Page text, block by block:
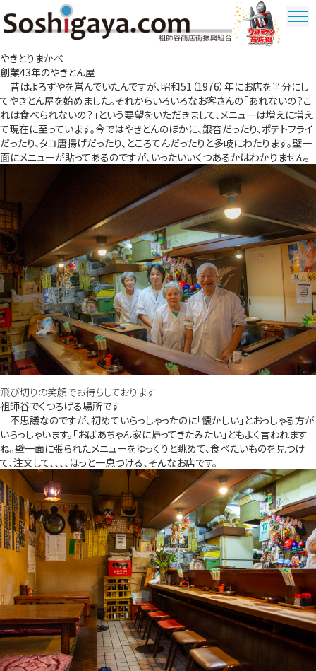
祖師谷商店街
やきとりまかべ
創業43年のやきとん屋
昔はよろずやを営んでいたんですが、昭和51（1976）年にお店を半分にし
てやきとん屋を始めました。それからいろいろなお客さんの「あれないの？こ
れは食べられないの？」という要望をいただきまして、メニューは増えに増え
て現在に至っています。今ではやきとんのほかに、銀杏だったり、ポテトフライ
だったり、タコ唐揚げだったり、ところてんだったりと多岐にわたります。壁一
面にメニューが貼ってあるのですが、いったいいくつあるかはわかりません。
飛び切りの笑顔でお待ちしております
祖師谷でくつろげる場所です
不思議なのですが、初めていらっしゃったのに「懐かしい」とおっしゃる方が
いらっしゃいます。「おばあちゃん家に帰ってきたみたい」ともよく言われます
ね。壁一面に張られたメニューをゆっくりと眺めて、食べたいものを見つけ
て、注文して、、、、ほっと一息つける、そんなお店です。